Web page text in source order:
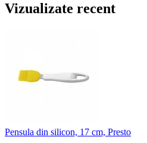
Vizualizate recent
Pensula din silicon, 17 cm, Presto